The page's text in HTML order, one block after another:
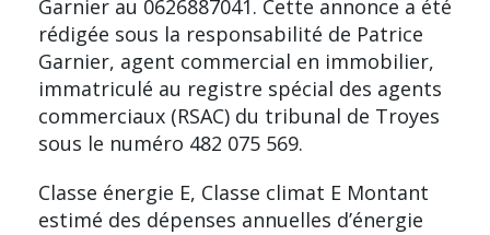
Garnier au 0626887041. Cette annonce a été
rédigée sous la responsabilité de Patrice
Garnier, agent commercial en immobilier,
immatriculé au registre spécial des agents
commerciaux (RSAC) du tribunal de Troyes
sous le numéro 482 075 569.
Classe énergie E, Classe climat E Montant
estimé des dépenses annuelles d’énergie